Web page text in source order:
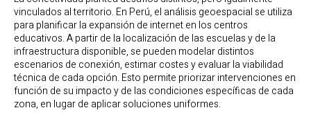
vinculados al territorio. En Perú, el análisis geoespacial se utiliza
para planificar la expansión de internet en los centros
educativos. A partir de la localización de las escuelas y de la
infraestructura disponible, se pueden modelar distintos
escenarios de conexión, estimar costes y evaluar la viabilidad
técnica de cada opción. Esto permite priorizar intervenciones en
función de su impacto y de las condiciones específicas de cada
zona, en lugar de aplicar soluciones uniformes.